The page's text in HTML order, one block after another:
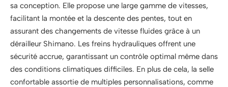
sa conception. Elle propose une large gamme de vitesses,
facilitant la montée et la descente des pentes, tout en
assurant des changements de vitesse fluides grâce à un
dérailleur Shimano. Les freins hydrauliques offrent une
sécurité accrue, garantissant un contrôle optimal même dans
des conditions climatiques difficiles. En plus de cela, la selle
confortable assortie de multiples personnalisations, comme